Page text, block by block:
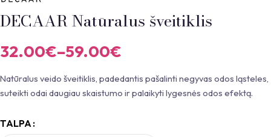
DECAAR Natūralus šveitiklis
32.00€–59.00€
Natūralus veido šveitiklis, padedantis pašalinti negyvas odos ląsteles,
suteikti odai daugiau skaistumo ir palaikyti lygesnės odos efektą.
TALPA